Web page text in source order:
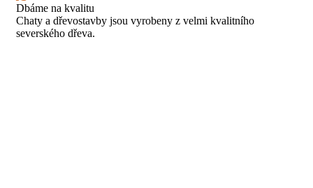
Dbáme na kvalitu
Chaty a dřevostavby jsou vyrobeny z velmi kvalitního
severského dřeva.